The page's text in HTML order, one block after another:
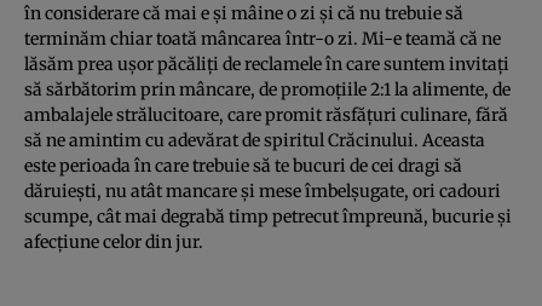
în considerare că mai e şi mâine o zi şi că nu trebuie să
terminăm chiar toată mâncarea într-o zi. Mi-e teamă că ne
lăsăm prea uşor păcăliţi de reclamele în care suntem invitaţi
să sărbătorim prin mâncare, de promoţiile 2:1 la alimente, de
ambalajele strălucitoare, care promit răsfăţuri culinare, fără
să ne amintim cu adevărat de spiritul Crăcinului. Aceasta
este perioada în care trebuie să te bucuri de cei dragi să
dăruieşti, nu atât mancare şi mese îmbelşugate, ori cadouri
scumpe, cât mai degrabă timp petrecut împreună, bucurie şi
afecţiune celor din jur.